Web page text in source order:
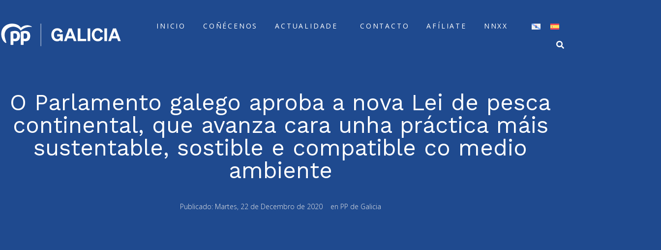
INICIO COÑÉCENOS ACTUALIDADE CONTACTO AFÍLIATE NNXX
O Parlamento galego aproba a nova Lei de pesca
continental, que avanza cara unha práctica máis
sustentable, sostible e compatible co medio
ambiente
Publicado: Martes, 22 de Decembro de 2020 en PP de Galicia